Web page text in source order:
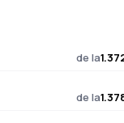
de la
de la